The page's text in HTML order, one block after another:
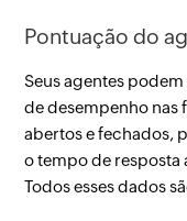
Pontuação do
Seus agentes
de desempenho nas
abertos e fechados,
o tempo de resposta
Todos esses dados